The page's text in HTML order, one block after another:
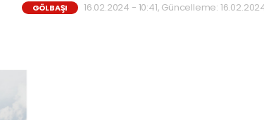
GÖLBAŞI 16.02.2024 - 10:41, Güncelleme: